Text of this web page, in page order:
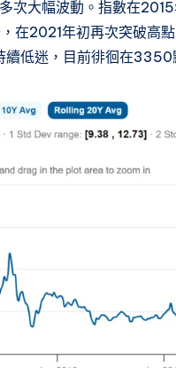
大幅波動。指數在
在2021年初再次突破高
低迷，目前徘徊在3350